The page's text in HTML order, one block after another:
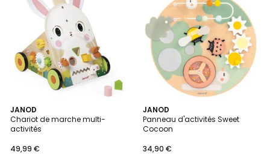
JANOD
Chariot de marche multi-
activités
49,99 €
JANOD
Panneau d'activités Sweet
Cocoon
34,90 €